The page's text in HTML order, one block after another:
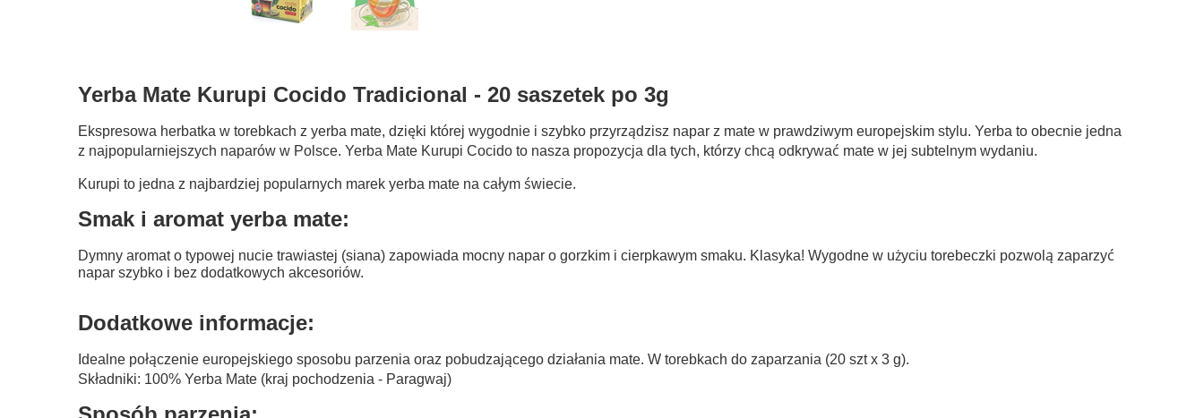
Yerba Mate Kurupi Cocido Tradicional - 20 saszetek po 3g
Ekspresowa herbatka w torebkach z yerba mate, dzięki której wygodnie i szybko przyrządzisz napar z mate w prawdziwym europejskim stylu. Yerba to obecnie jedna
z najpopularniejszych naparów w Polsce. Yerba Mate Kurupi Cocido to nasza propozycja dla tych, którzy chcą odkrywać mate w jej subtelnym wydaniu.
Kurupi to jedna z najbardziej popularnych marek yerba mate na całym świecie.
Smak i aromat yerba mate:
Dymny aromat o typowej nucie trawiastej (siana) zapowiada mocny napar o gorzkim i cierpkawym smaku. Klasyka! Wygodne w użyciu torebeczki pozwolą zaparzyć
napar szybko i bez dodatkowych akcesoriów.
Dodatkowe informacje:
Idealne połączenie europejskiego sposobu parzenia oraz pobudzającego działania mate. W torebkach do zaparzania (20 szt x 3 g).
Składniki: 100% Yerba Mate (kraj pochodzenia - Paragwaj)